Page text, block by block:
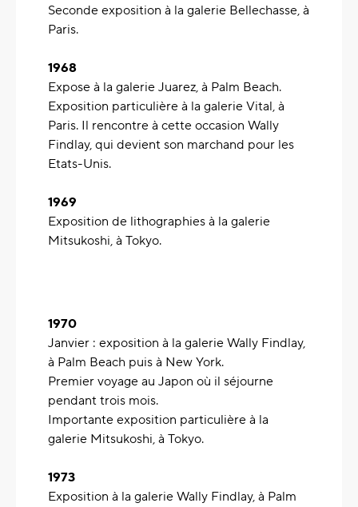
Seconde exposition à la galerie Bellechasse, à
Paris.
1968
Expose à la galerie Juarez, à Palm Beach.
Exposition particulière à la galerie Vital, à
Paris. Il rencontre à cette occasion Wally
Findlay, qui devient son marchand pour les
Etats-Unis.
1969
Exposition de lithographies à la galerie
Mitsukoshi, à Tokyo.
1970
Janvier : exposition à la galerie Wally Findlay,
à Palm Beach puis à New York.
Premier voyage au Japon où il séjourne
pendant trois mois.
Importante exposition particulière à la
galerie Mitsukoshi, à Tokyo.
1973
Exposition à la galerie Wally Findlay, à Palm